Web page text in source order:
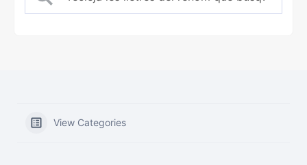
View Categories